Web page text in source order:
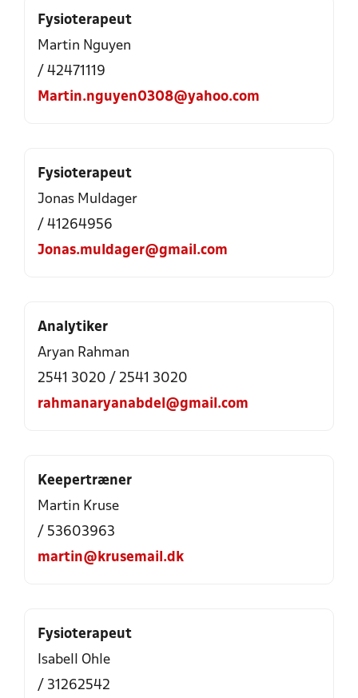
Fysioterapeut
Martin Nguyen
/ 42471119
Martin.nguyen0308@yahoo.com
Fysioterapeut
Jonas Muldager
/ 41264956
Jonas.muldager@gmail.com
Analytiker
Aryan Rahman
2541 3020 / 2541 3020
rahmanaryanabdel@gmail.com
Keepertræner
Martin Kruse
/ 53603963
martin@krusemail.dk
Fysioterapeut
Isabell Ohle
/ 31262542